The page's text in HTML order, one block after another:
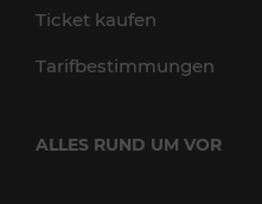
Ticket kaufen
Tarifbestimmungen
ALLES RUND UM VOR